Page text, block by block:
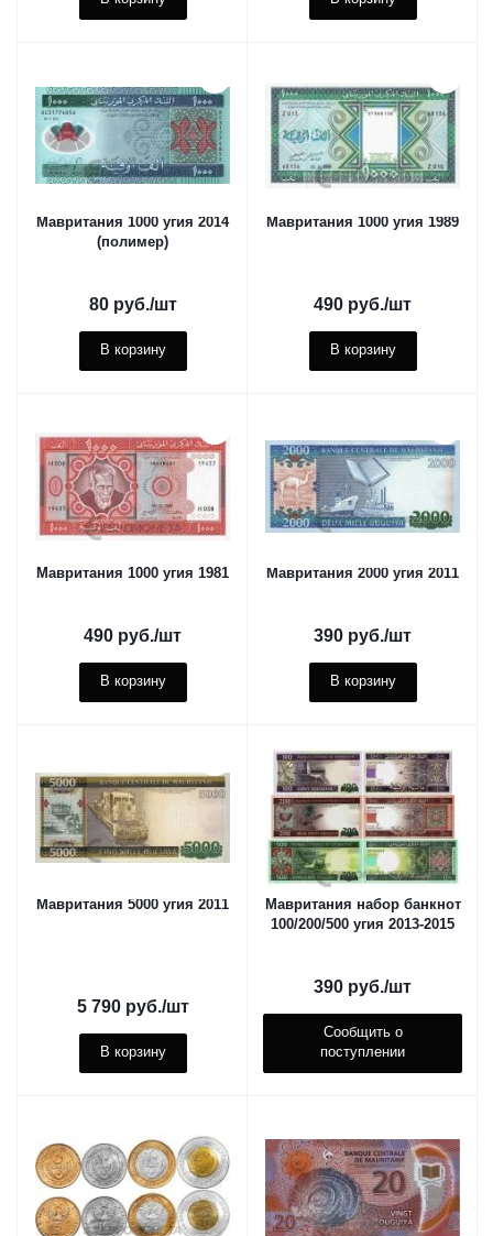
Мавритания 1000 угия 2014
(полимер)
80руб./шт
В корзину
Мавритания 1000 угия 1989
490 руб./шт
В корзину
Мавритания 1000 угия 1981
490 руб./шт
В корзину
Мавритания 2000 угия 2011
390 руб./шт
В корзину
Мавритания 5000 угия 2011
5 790руб./шт
В корзину
Мавритания набор банкнот
100/200/500 угия 2013-2015
390 руб./шт
Сообщить о
поступлении